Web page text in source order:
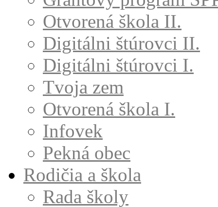
Otvorená škola II.
Digitálni štúrovci II.
Digitálni štúrovci I.
Tvoja zem
Otvorená škola I.
Infovek
Pekná obec
Rodičia a škola
Rada školy